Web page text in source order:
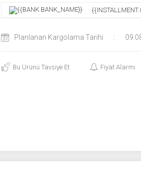
Planlanan Kargolama Tarihi :
Bu Ürünü Tavsiye Et Fiyat Alarmı